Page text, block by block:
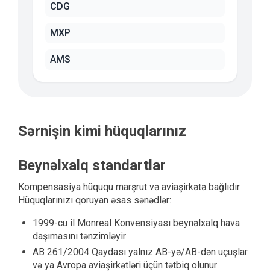
CDG
MXP
AMS
Sərnişin kimi hüquqlarınız
Beynəlxalq standartlar
Kompensasiya hüququ marşrut və aviaşirkətə bağlıdır.
Hüquqlarınızı qoruyan əsas sənədlər:
1999-cu il Monreal Konvensiyası beynəlxalq hava
daşımasını tənzimləyir
AB 261/2004 Qaydası yalnız AB-yə/AB-dən uçuşlar
və ya Avropa aviaşirkətləri üçün tətbiq olunur